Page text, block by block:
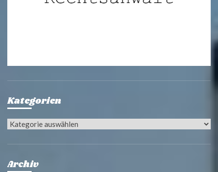
Kategorien
Kategorien
Archiv